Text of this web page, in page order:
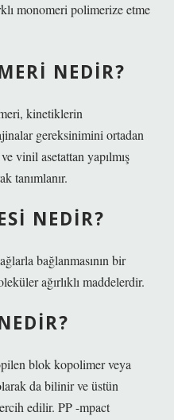
monomeri polimerize etme
NEDIR?
kinetiklerin
gereksinimini ortadan
vinil asetattan yapılmış
tanımlanır.
NEDIR?
bağlanmasının bir
ağırlıklı maddelerdir.
blok kopolimer veya
da bilinir ve üstün
edilir. PP -mpact